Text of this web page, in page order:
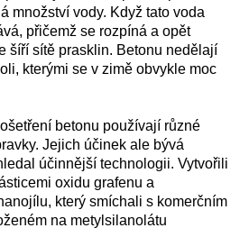
množství vody. Když tato voda
přičemž se rozpíná a opět
šíří sítě prasklin. Betonu nedělají
kterými se v zimě obvykle moc
betonu používají různé
Jejich účinek ale bývá
účinnější technologii. Vytvořili
oxidu grafenu a
který smíchali s komerčním
na metylsilanolátu